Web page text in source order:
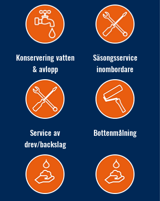
Konservering vatten
& avlopp
Säsongsservice
inombordare
Service av
drev/backslag
Bottenmålning